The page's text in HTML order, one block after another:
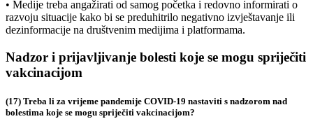
• Medije treba angažirati od samog početka i redovno informirati o
razvoju situacije kako bi se preduhitrilo negativno izvještavanje ili
dezinformacije na društvenim medijima i platformama.
Nadzor i prijavljivanje bolesti koje se mogu spriječiti
vakcinacijom
(17) Treba li za vrijeme pandemije COVID-19 nastaviti s nadzorom nad
bolestima koje se mogu spriječiti vakcinacijom?